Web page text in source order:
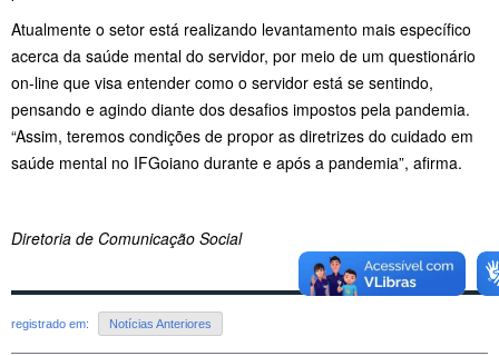
Atualmente o setor está realizando levantamento mais específico
acerca da saúde mental do servidor, por meio de um questionário
on-line que visa entender como o servidor está se sentindo,
pensando e agindo diante dos desafios impostos pela pandemia.
“Assim, teremos condições de propor as diretrizes do cuidado em
saúde mental no IFGoiano durante e após a pandemia”, afirma.
Diretoria de Comunicação Social
registrado em: Notícias Anteriores